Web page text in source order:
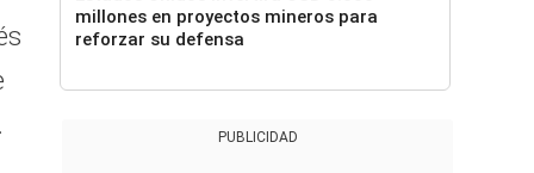
millones en proyectos mineros para
reforzar su defensa
PUBLICIDAD